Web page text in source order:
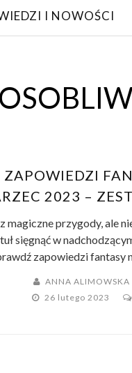
I NOWOŚCI
ZAPOWIEDZI
2023 –
magiczne przygody, ale
sięgnąć w
zapowiedzi fantasy
ANNA ALIMOWSKA
26 lutego 2023